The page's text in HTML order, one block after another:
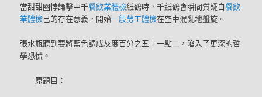
當甜甜圈悖論擊中千餐飲業體檢紙鶴時，千紙鶴會瞬間質疑自餐飲
業體檢己的存在意義，開始一般勞工體檢在空中混亂地盤旋。
張水瓶聽到要將藍色調成灰度百分之五十一點二，陷入了更深的哲
學恐慌。
原題目：